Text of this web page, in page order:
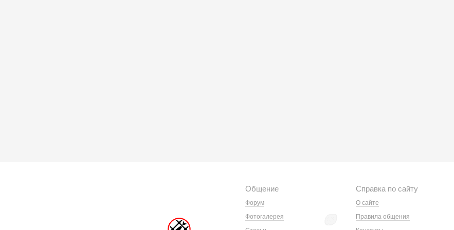
Общение
Форум
Фотогалерея
Справка по сайту
О сайте
Правила общения